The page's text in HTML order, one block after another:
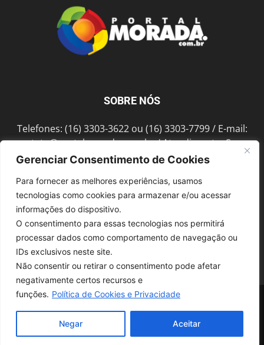
Gerenciar Consentimento de Cookies
Para fornecer as melhores experiências, usamos
tecnologias como cookies para armazenar e/ou acessar
informações do dispositivo.
O consentimento para essas tecnologias nos permitirá
processar dados como comportamento de navegação ou
IDs exclusivos neste site.
Não consentir ou retirar o consentimento pode afetar
negativamente certos recursos e
funções. Política de Cookies e Privacidade
Negar Aceitar
SOBRE NÓS
Telefones: (16) 3303-3622 ou (16) 3303-7799 / E-mail:
contato@portalmorada.com.br/ Atendimento: Seg a
Sex das 8h às 18h / Endereço: Av. Bento de Abreu, 889
SIGA-NOS
© 1997-2022, GRUPO ROBERTO MONTORO É proibida a reprodução do
conteúdo em qualquer meio de comunicação, eletrônico ou impresso,
Desenvolvido pelaSoloWeb.com.br